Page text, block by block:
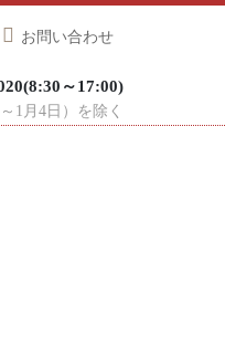
お問い合わせ
～17:00)
1月4日）を除く